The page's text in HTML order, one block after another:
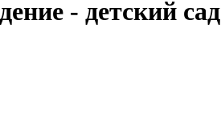
- детский сад